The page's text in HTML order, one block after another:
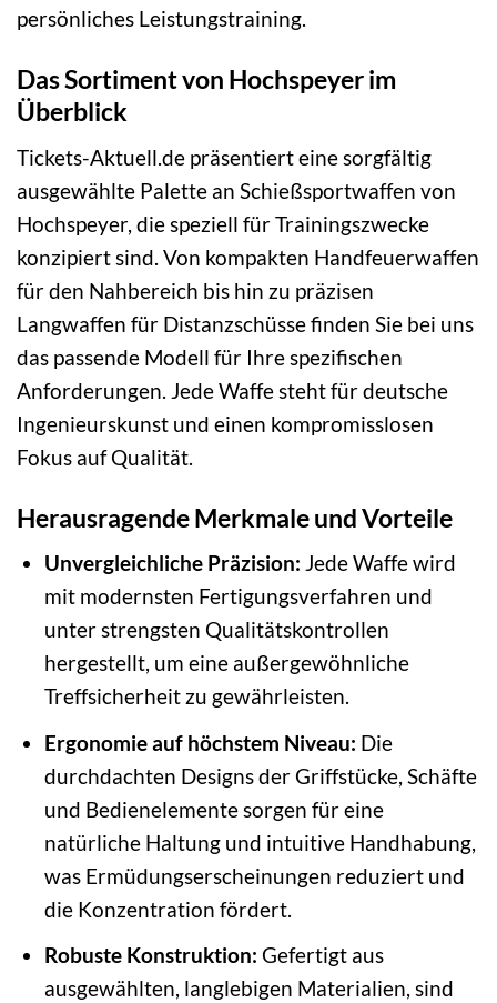
persönliches Leistungstraining.
Das Sortiment von Hochspeyer im
Überblick
Tickets-Aktuell.de präsentiert eine sorgfältig
ausgewählte Palette an Schießsportwaffen von
Hochspeyer, die speziell für Trainingszwecke
konzipiert sind. Von kompakten Handfeuerwaffen
für den Nahbereich bis hin zu präzisen
Langwaffen für Distanzschüsse finden Sie bei uns
das passende Modell für Ihre spezifischen
Anforderungen. Jede Waffe steht für deutsche
Ingenieurskunst und einen kompromisslosen
Fokus auf Qualität.
Herausragende Merkmale und Vorteile
Unvergleichliche Präzision: Jede Waffe wird
mit modernsten Fertigungsverfahren und
unter strengsten Qualitätskontrollen
hergestellt, um eine außergewöhnliche
Treffsicherheit zu gewährleisten.
Ergonomie auf höchstem Niveau: Die
durchdachten Designs der Griffstücke, Schäfte
und Bedienelemente sorgen für eine
natürliche Haltung und intuitive Handhabung,
was Ermüdungserscheinungen reduziert und
die Konzentration fördert.
Robuste Konstruktion: Gefertigt aus
ausgewählten, langlebigen Materialien, sind